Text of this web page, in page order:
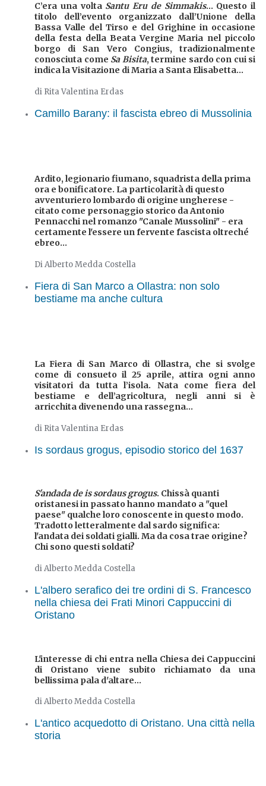
C’era una volta Santu Eru de Simmakis... Questo il
titolo dell’evento organizzato dall’Unione della
Bassa Valle del Tirso e del Grighine in occasione
della festa della Beata Vergine Maria nel piccolo
borgo di San Vero Congius, tradizionalmente
conosciuta come Sa Bisita, termine sardo con cui si
indica la Visitazione di Maria a Santa Elisabetta...
di Rita Valentina Erdas
Camillo Barany: il fascista ebreo di Mussolinia
Ardito, legionario fiumano, squadrista della prima
ora e bonificatore. La particolarità di questo
avventuriero lombardo di origine ungherese -
citato come personaggio storico da Antonio
Pennacchi nel romanzo "Canale Mussolini" - era
certamente l'essere un fervente fascista oltreché
ebreo...
Di Alberto Medda Costella
Fiera di San Marco a Ollastra: non solo
bestiame ma anche cultura
La Fiera di San Marco di Ollastra, che si svolge
come di consueto il 25 aprile, attira ogni anno
visitatori da tutta l’isola. Nata come fiera del
bestiame e dell’agricoltura, negli anni si è
arricchita divenendo una rassegna...
di Rita Valentina Erdas
Is sordaus grogus, episodio storico del 1637
S'andada de is sordaus grogus. Chissà quanti
oristanesi in passato hanno mandato a "quel
paese" qualche loro conoscente in questo modo.
Tradotto letteralmente dal sardo significa:
l'andata dei soldati gialli. Ma da cosa trae origine?
Chi sono questi soldati?
di Alberto Medda Costella
L'albero serafico dei tre ordini di S. Francesco
nella chiesa dei Frati Minori Cappuccini di
Oristano
L'interesse di chi entra nella Chiesa dei Cappuccini
di Oristano viene subito richiamato da una
bellissima pala d'altare...
di Alberto Medda Costella
L'antico acquedotto di Oristano. Una città nella
storia